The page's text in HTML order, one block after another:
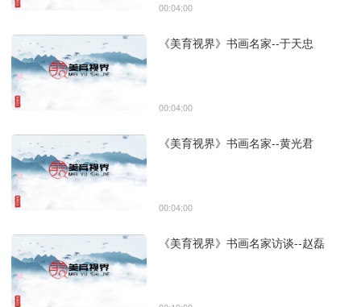
00:04:00
《美育视界》书画名家--于天忠
00:04:00
《美育视界》书画名家--黄光君
00:04:00
《美育视界》书画名家访谈--赵磊